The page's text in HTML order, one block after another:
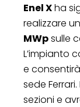
Enel Xha
realizzare
MWpsulle
L’impianto
e
sede
sezioni e